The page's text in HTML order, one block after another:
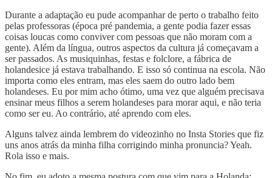
Durante a adaptação eu pude acompanhar de perto o trabalho feito
pelas professoras (época pré pandemia, a gente podia fazer essas
coisas loucas como conviver com pessoas que não moram com a
gente). Além da língua, outros aspectos da cultura já começavam a
ser passados. As musiquinhas, festas e folclore, a fábrica de
holandesice já estava trabalhando. E isso só continua na escola. Não
importa como eles entram, mas eles saem do outro lado bem
holandeses. Eu por mim acho ótimo, uma vez que alguém precisava
ensinar meus filhos a serem holandeses para morar aqui, e não teria
como ser eu. Ao contrário, até aprendo com eles.
Alguns talvez ainda lembrem do videozinho no Insta Stories que fiz
uns anos atrás da minha filha corrigindo minha pronuncia? Yeah.
Rola isso e mais.